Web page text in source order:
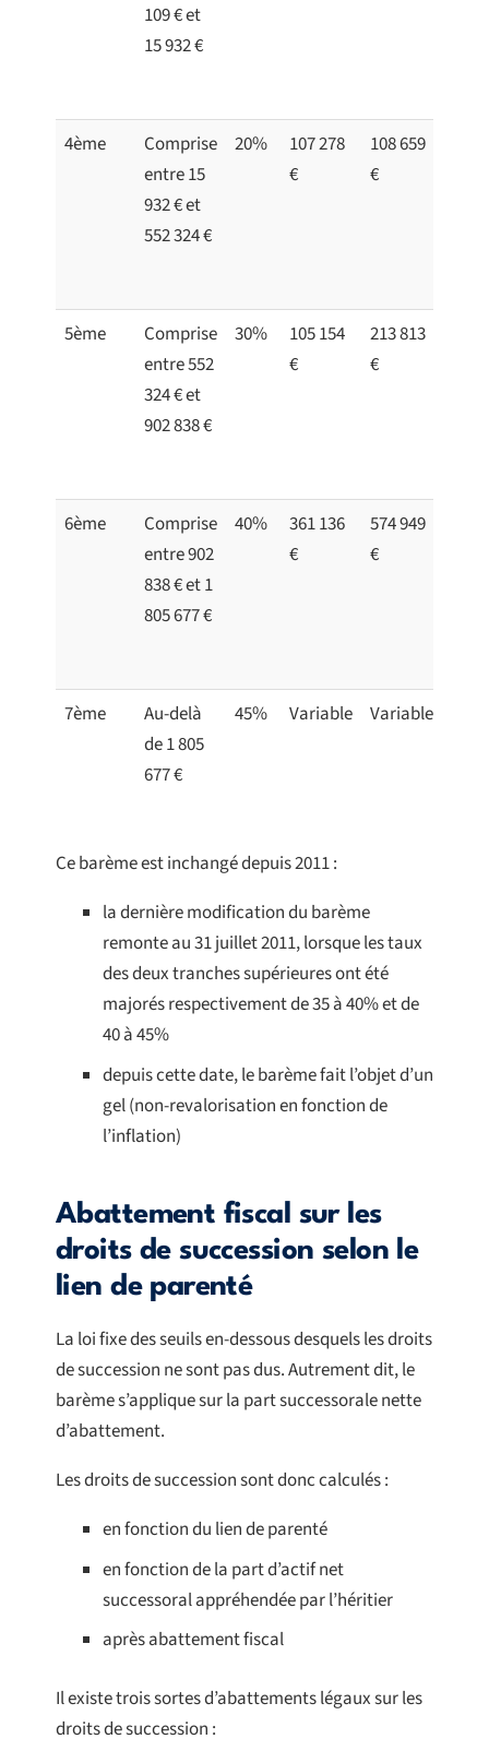
109 € et
15 932 €
4ème
Comprise
entre 15
932 € et
552 324 €
20%
107 278
€
108 659
€
5ème
Comprise
entre 552
324 € et
902 838 €
30%
105 154
€
213 813
€
6ème
Comprise
entre 902
838 € et 1
805 677 €
40%
361 136
€
574 949
€
7ème
Au-delà
de 1 805
677 €
45% Variable Variable
Ce barème est inchangé depuis 2011 :
la dernière modification du barème
remonte au 31 juillet 2011, lorsque les taux
des deux tranches supérieures ont été
majorés respectivement de 35 à 40% et de
40 à 45%
depuis cette date, le barème fait l’objet d’un
gel (non-revalorisation en fonction de
l’inflation)
Abattement fiscal sur les
droits de succession selon le
lien de parenté
La loi fixe des seuils en-dessous desquels les droits
de succession ne sont pas dus. Autrement dit, le
barème s’applique sur la part successorale nette
d’abattement.
Les droits de succession sont donc calculés :
en fonction du lien de parenté
en fonction de la part d’actif net
successoral appréhendée par l’héritier
après abattement fiscal
Il existe trois sortes d’abattements légaux sur les
droits de succession :